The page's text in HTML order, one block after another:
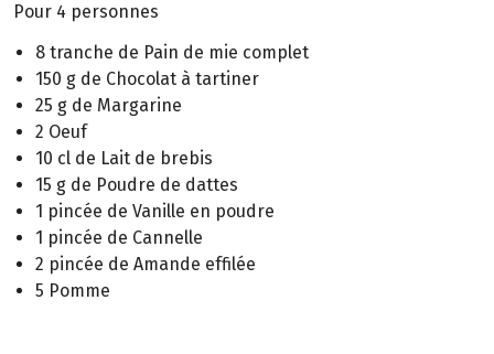
Pour 4 personnes
8 tranche de Pain de mie complet
150 g de Chocolat à tartiner
25 g de Margarine
2 Oeuf
10 cl de Lait de brebis
15 g de Poudre de dattes
1 pincée de Vanille en poudre
1 pincée de Cannelle
2 pincée de Amande effilée
5 Pomme